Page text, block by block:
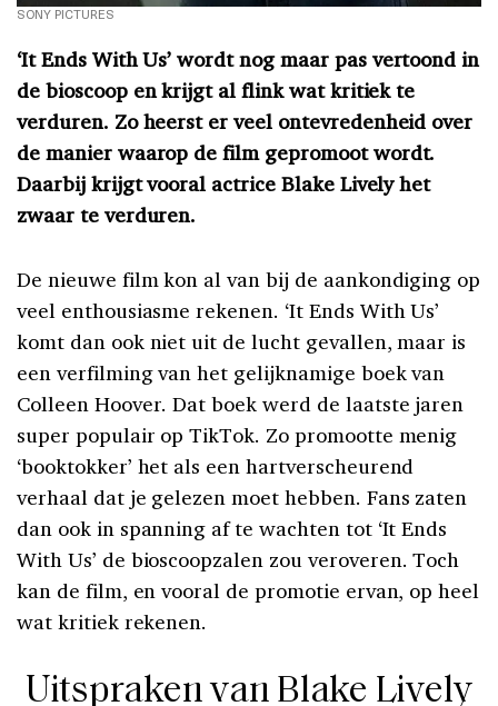
SONY PICTURES
‘It Ends With Us’ wordt nog maar pas vertoond in
de bioscoop en krijgt al flink wat kritiek te
verduren. Zo heerst er veel ontevredenheid over
de manier waarop de film gepromoot wordt.
Daarbij krijgt vooral actrice Blake Lively het
zwaar te verduren.
De nieuwe film kon al van bij de aankondiging op
veel enthousiasme rekenen. ‘It Ends With Us’
komt dan ook niet uit de lucht gevallen, maar is
een verfilming van het gelijknamige boek van
Colleen Hoover. Dat boek werd de laatste jaren
super populair op TikTok. Zo promootte menig
‘booktokker’ het als een hartverscheurend
verhaal dat je gelezen moet hebben. Fans zaten
dan ook in spanning af te wachten tot ‘It Ends
With Us’ de bioscoopzalen zou veroveren. Toch
kan de film, en vooral de promotie ervan, op heel
wat kritiek rekenen.
Uitspraken van Blake Lively